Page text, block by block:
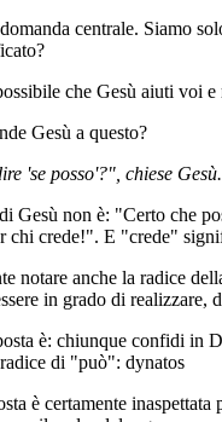
centrale. Siamo
che Gesù aiuti voi
Gesù a questo?
'se posso'?", chiese
Gesù non è: "Certo che
chi crede!". E "crede"
notare anche la radice
in grado di realizzare,
è: chiunque confidi in
radice di "può": dynatos
è certamente